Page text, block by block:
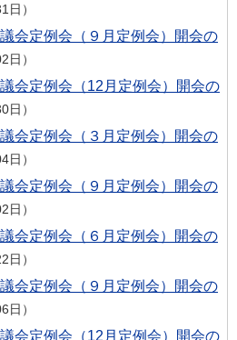
日
会定例会（９月定例会）開会の
日
会定例会（12月定例会）開会の
日
会定例会（３月定例会）開会の
日
会定例会（９月定例会）開会の
日
会定例会（６月定例会）開会の
日
会定例会（９月定例会）開会の
日
会定例会（12月定例会）開会の